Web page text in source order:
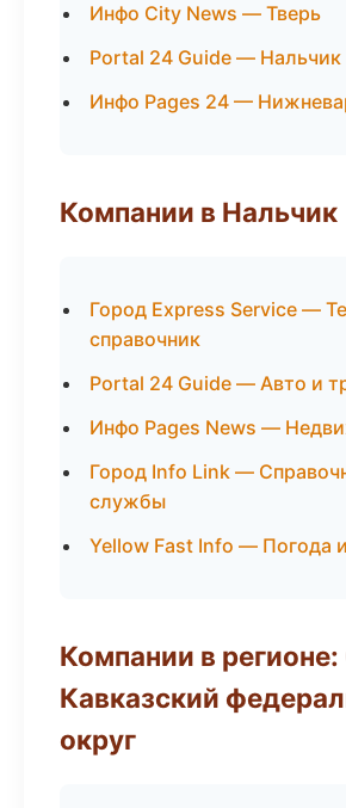
Инфо City News — Тверь
Portal 24 Guide — Нальчик
Инфо Pages 24 —
Компании в Нальчик
Город Express Service —
справочник
Portal 24 Guide — Авто и
Инфо Pages News —
Город Info Link —
службы
Yellow Fast Info — Погода
Компании в
Кавказский
округ